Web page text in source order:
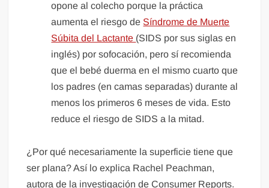
opone al colecho porque la práctica
aumenta el riesgo de Síndrome de Muerte
Súbita del Lactante (SIDS por sus siglas en
inglés) por sofocación, pero sí recomienda
que el bebé duerma en el mismo cuarto que
los padres (en camas separadas) durante al
menos los primeros 6 meses de vida. Esto
reduce el riesgo de SIDS a la mitad.
¿Por qué necesariamente la superficie tiene que
ser plana? Así lo explica Rachel Peachman,
autora de la investigación de Consumer Reports.